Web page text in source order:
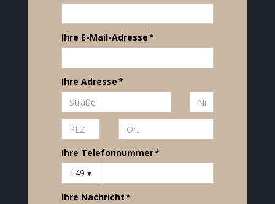
Ihre E-Mail-Adresse *
Ihre Adresse *
Ihre Telefonnummer *
+49 ▾
Ihre Nachricht *